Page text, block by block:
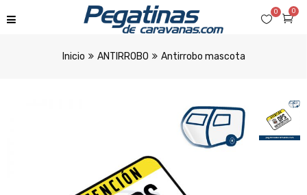
0
0
Inicio ANTIRROBO Antirrobo mascota